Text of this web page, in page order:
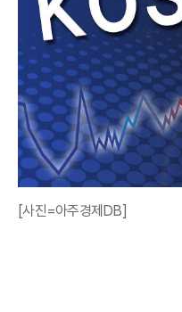
[사진=아주경제DB]